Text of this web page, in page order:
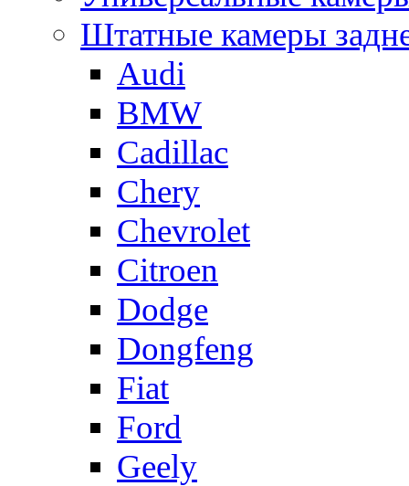
Штатные камеры
Audi
BMW
Cadillac
Chery
Chevrolet
Citroen
Dodge
Dongfeng
Fiat
Ford
Geely